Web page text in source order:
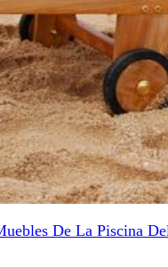
De La Piscina